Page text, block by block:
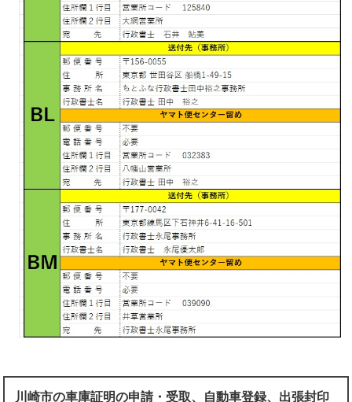
川崎市の車庫証明の申請・受取、自動車登録、出張封印